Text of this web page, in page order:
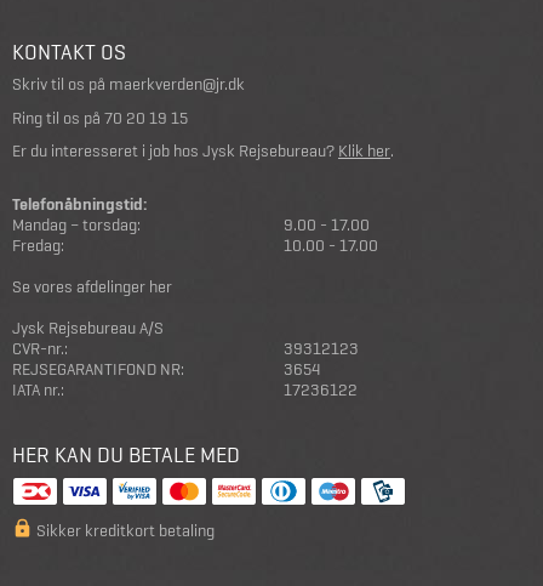
KONTAKT OS
Skriv til os på maerkverden@jr.dk
Ring til os på 70 20 19 15
Er du interesseret i job hos Jysk Rejsebureau? Klik her.
Telefonåbningstid:
Mandag – torsdag:
9.00 - 17.00
Fredag:
10.00 - 17.00
Se vores afdelinger her
Jysk Rejsebureau A/S
CVR-nr.:
39312123
REJSEGARANTIFOND NR:
3654
IATA nr.:
17236122
HER KAN DU BETALE MED
Sikker kreditkort betaling